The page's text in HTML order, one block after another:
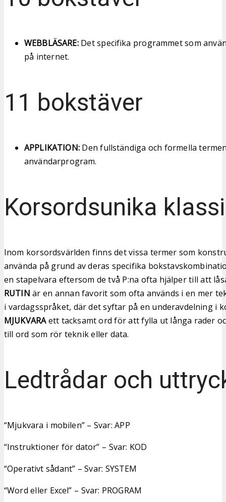
WEBBLÄSARE:Det specifika programmet som
på internet.
11 bokstäver
APPLIKATION:Den fullständiga och formella
användarprogram.
Korsordsunika
Inom korsordsvärlden finns det vissa termer som
använda på grund av deras specifika
en stapelvara eftersom de två P:na ofta hjälper till att
RUTIN är en annan favorit som ofta används i en mer
i vardagsspråket, där det syftar på en underavdelning i
MJUKVARAett tacksamt ord för att fylla ut långa rader
till ord som rör teknik eller data.
Ledtrådar och
“Mjukvara i mobilen” – Svar: APP
“Instruktioner för dator” – Svar: KOD
“Operativt sådant” – Svar: SYSTEM
“Word eller Excel” – Svar: PROGRAM